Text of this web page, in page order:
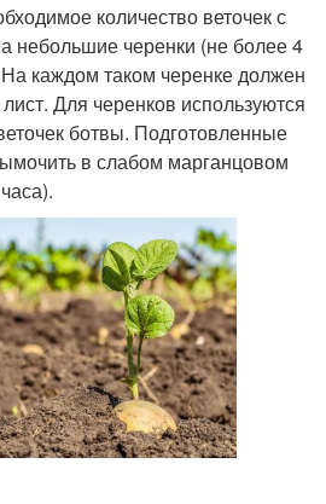
количество веточек с
небольшие черенки (не более 4
каждом таком черенке должен
Для черенков используются
ботвы. Подготовленные
в слабом марганцовом